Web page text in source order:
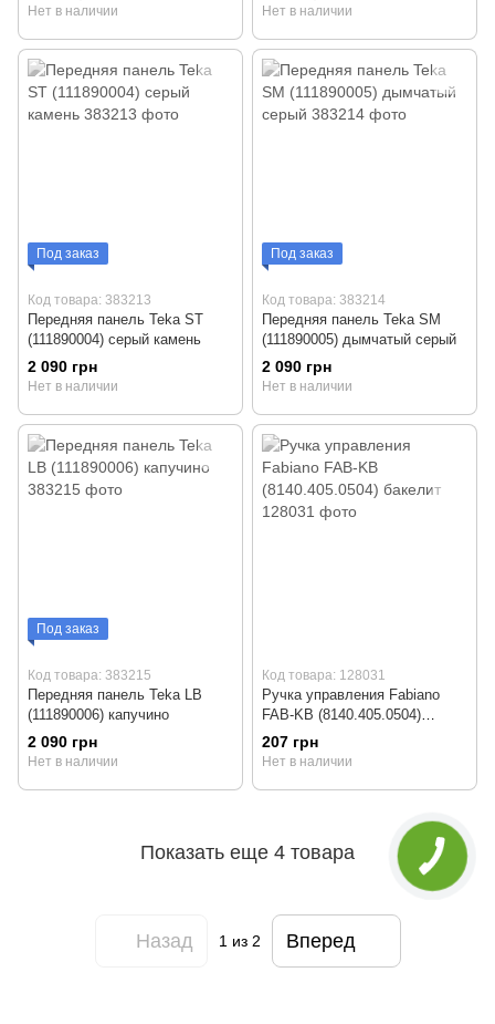
Нет в наличии Нет в наличии
Под заказ
Код товара: 383213
Передняя панель Teka ST
(111890004) серый камень
2 090 грн
Нет в наличии
Под заказ
Код товара: 383214
Передняя панель Teka SM
(111890005) дымчатый серый
2 090 грн
Нет в наличии
Под заказ
Код товара: 383215
Передняя панель Teka LB
(111890006) капучино
2 090 грн
Нет в наличии
Код товара: 128031
Ручка управления Fabiano
FAB-KB (8140.405.0504)
бакелит
207 грн
Нет в наличии
Показать еще 4 товара
Назад 1из 2 Вперед